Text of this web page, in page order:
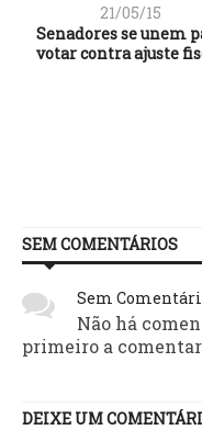
21/05/15
Senadores se unem
votar contra ajuste
SEM COMENTÁRIOS
Sem
Não há
primeiro a
DEIXE UM